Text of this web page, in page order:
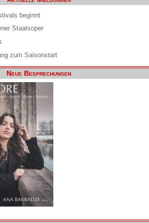
beginnt
Staatsoper
zum Saisonstart
Neue Besprechungen